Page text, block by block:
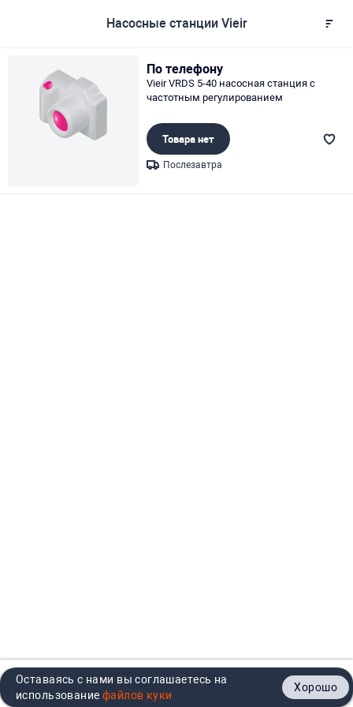
Главная Каталог Кабинет Контакты
Насосные станции Vieir
По телефону
Vieir VRDS 5-40 насосная станция с
частотным регулированием
Товара нет
Послезавтра
Оставаясь с нами вы соглашаетесь на
использование
Хорошо